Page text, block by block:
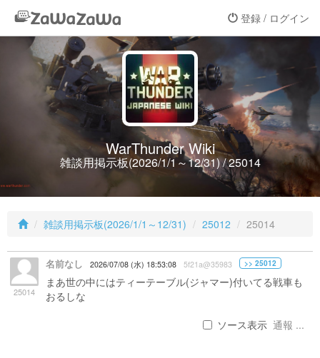
登録 / ログイン
WarThunder Wiki
雑談用掲示板(2026/1/1～12/31) / 25014
雑談用掲示板(2026/1/1～12/31) 25012 25014
25014
名前なし 2026/07/08 (水) 18:53:08 5f21a@35983 >> 25012
まあ世の中にはティーテーブル(ジャマー)付いてる戦車も
おるしな
ソース表示 通報 ...